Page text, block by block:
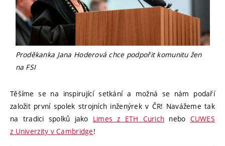
Proděkanka Jana Hoderová chce podpořit komunitu žen
na FSI
Těšíme se na inspirující setkání a možná se nám podaří
založit první spolek strojních inženýrek v ČR! Navážeme tak
na tradici spolků jako Limes z ETH Curich nebo CUWES
z Univerzity v Cambridge!